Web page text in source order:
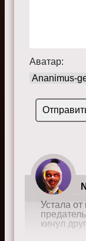
Аватар:
Устала
кинул